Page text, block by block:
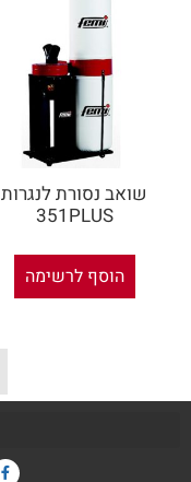
שואב נסורת לנגרות
351PLUS
הוסף לרשימה